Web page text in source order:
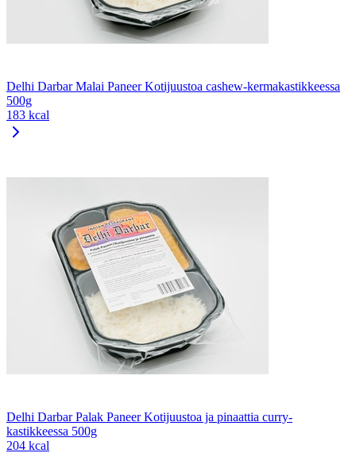
Delhi Darbar Malai Paneer Kotijuustoa cashew-kermakastikkeessa
500g
183 kcal
Delhi Darbar Palak Paneer Kotijuustoa ja pinaattia curry-
kastikkeessa 500g
204 kcal